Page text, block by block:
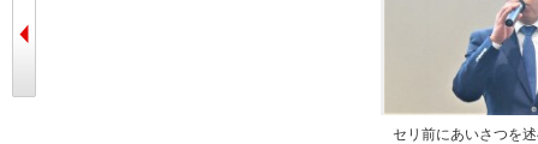
セリ前にあいさつを